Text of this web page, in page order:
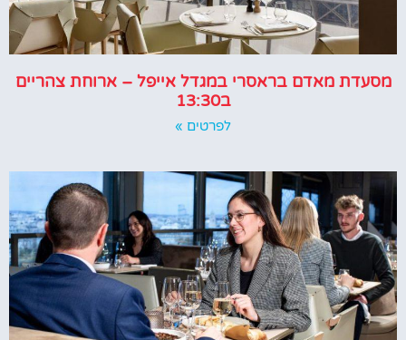
מסעדת מאדם בראסרי במגדל אייפל – ארוחת צהריים
ב13:30
לפרטים »